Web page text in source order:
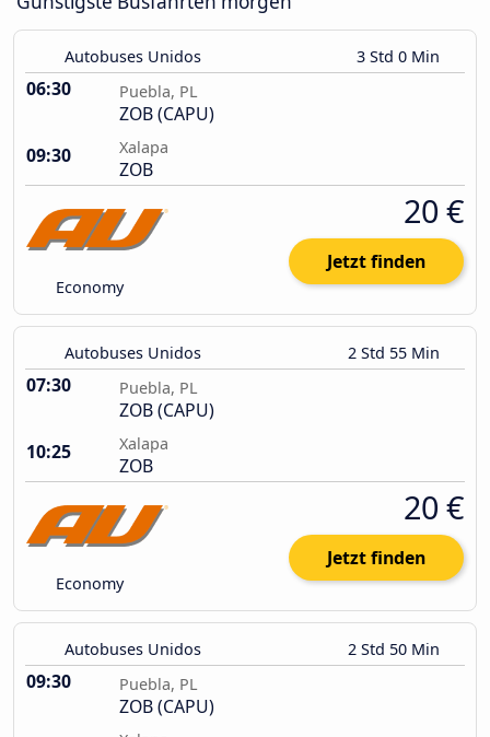
Autobuses Unidos 3 Std 0 Min
06:30 Puebla, PL
ZOB (CAPU)
09:30
Xalapa
ZOB
Economy
20 €
Jetzt finden
Autobuses Unidos 2 Std 55 Min
07:30 Puebla, PL
ZOB (CAPU)
10:25
Xalapa
ZOB
Economy
20 €
Jetzt finden
Autobuses Unidos 2 Std 50 Min
09:30 Puebla, PL
ZOB (CAPU)